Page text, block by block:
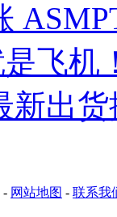
飞
新出
- 网站地图 - 联系我